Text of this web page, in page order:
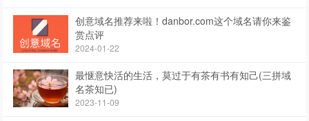
创意域名推荐来啦！danbor.com这个域名请你来鉴
赏点评
2024-01-22
最惬意快活的生活，莫过于有茶有书有知己(三拼域
名茶知已)
2023-11-09